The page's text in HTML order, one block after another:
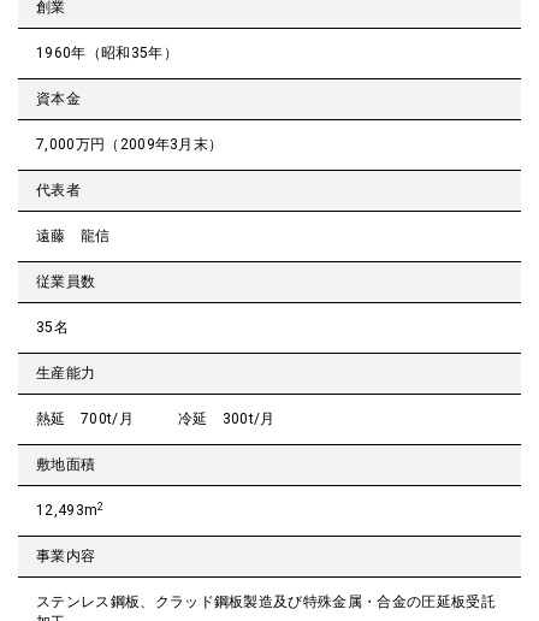
創業
1960年（昭和35年）
資本金
7,000万円（2009年3月末）
代表者
遠藤 龍信
従業員数
35名
生産能力
熱延 700t/月 冷延 300t/月
敷地面積
12,493m2
事業内容
ステンレス鋼板、クラッド鋼板製造及び特殊金属・合金の圧延板受託